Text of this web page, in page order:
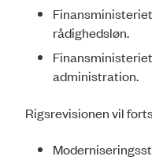
rådighedsløn.
administration.
Rigsrevisionen vil